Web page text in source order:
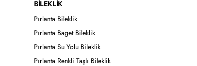
BİLEKLİK
Pırlanta Bileklik
Pırlanta Baget Bileklik
Pırlanta Su Yolu Bileklik
Pırlanta Renkli Taşlı Bileklik